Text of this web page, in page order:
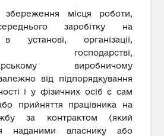
збереження місця роботи,
заробітку на
в установі, організації,
господарстві,
виробничому
від підпорядкування
і у фізичних осіб є сам
прийняття працівника на
за контрактом (який
наданими власнику або